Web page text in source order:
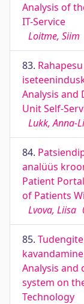
Analysis of
IT-Service
Loitme, Siim
83.
Analysis and
Unit Self-
Lukk, Anna-
84.
analüüs
Patient
of Patients
Lvova, Liisa
85.
Analysis
system on
Technology